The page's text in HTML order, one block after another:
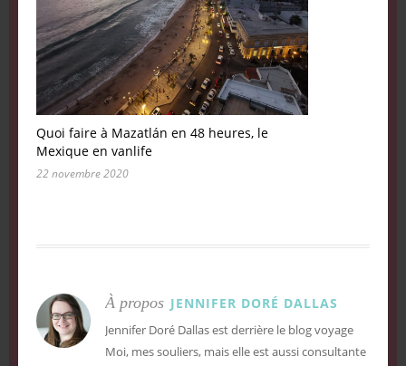
Quoi faire à Mazatlán en 48 heures, le
Mexique en vanlife
22 novembre 2020
À propos JENNIFER DORÉ DALLAS
Jennifer Doré Dallas est derrière le blog voyage
Moi, mes souliers, mais elle est aussi consultante